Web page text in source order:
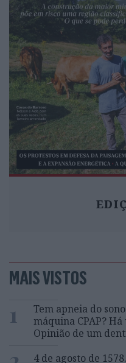
MAIS VISTOS
1
Tem apneia do
máquina CPAP?
Opinião de um
4 de agosto de